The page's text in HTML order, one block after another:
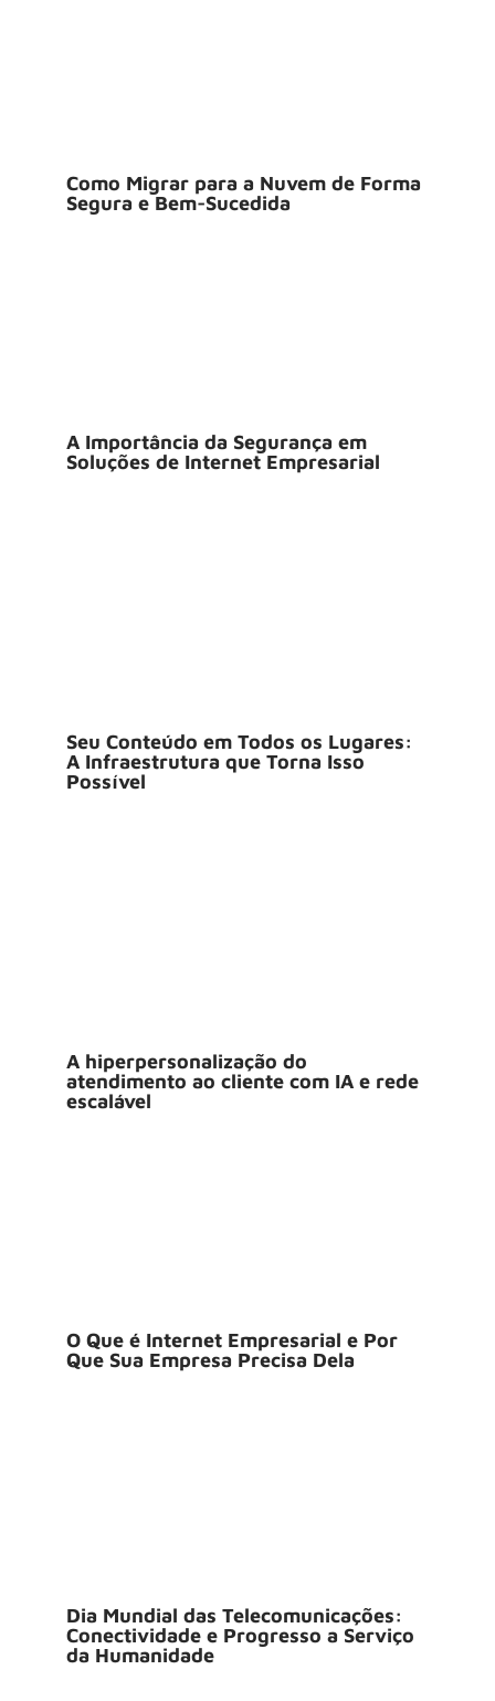
Como Migrar para a Nuvem de Forma
Segura e Bem-Sucedida
A Importância da Segurança em
Soluções de Internet Empresarial
Seu Conteúdo em Todos os Lugares:
A Infraestrutura que Torna Isso
Possível
A hiperpersonalização do
atendimento ao cliente com IA e rede
escalável
O Que é Internet Empresarial e Por
Que Sua Empresa Precisa Dela
Dia Mundial das Telecomunicações:
Conectividade e Progresso a Serviço
da Humanidade